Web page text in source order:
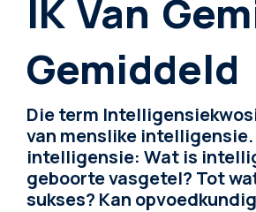
IK Van
Gemiddeld
Die term
van menslike intelligensie.
intelligensie: Wat is
geboorte vasgetel? Tot
sukses? Kan